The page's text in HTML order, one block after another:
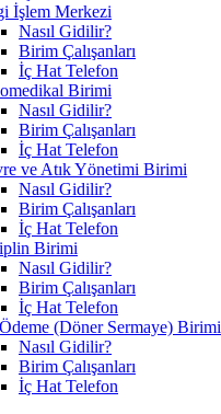
İşlem Merkezi
Nasıl Gidilir?
Birim Çalışanları
İç Hat Telefon
Birimi
Nasıl Gidilir?
Birim Çalışanları
İç Hat Telefon
ve Atık Yönetimi Birimi
Nasıl Gidilir?
Birim Çalışanları
İç Hat Telefon
Birimi
Nasıl Gidilir?
Birim Çalışanları
İç Hat Telefon
(Döner Sermaye) Birimi
Nasıl Gidilir?
Birim Çalışanları
İç Hat Telefon